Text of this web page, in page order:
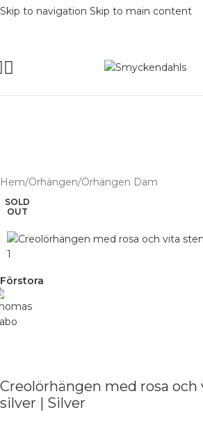
Skip to navigation Skip to main content
Hem/Örhängen/Örhängen Dam
SOLD
OUT
Förstora
Creolörhängen med rosa och
silver | Silver